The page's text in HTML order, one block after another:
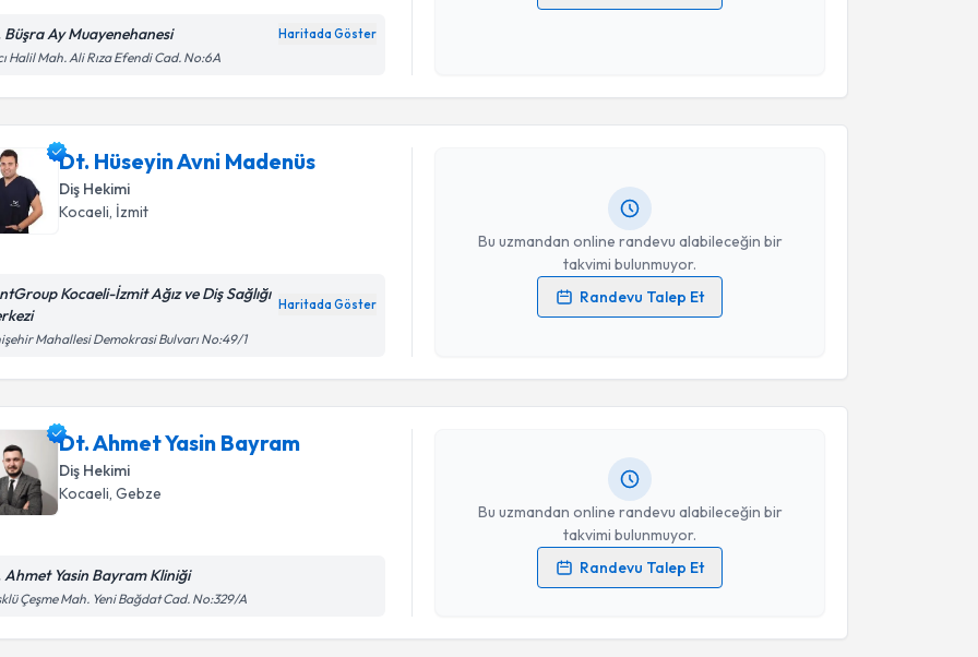
Büşra Ay Muayenehanesi Haritada Göster
Halil Mah. Ali Rıza Efendi Cad. No:6A
Kişisel verilerimin işlenmesine ilişkinAydınlatma Metni
Takvim Talebini Gönder
Dt. Hüseyin Avni Madenüs
Diş Hekimi
Kocaeli, İzmit
Kocaeli-İzmit Ağız ve Diş Sağlığı
Haritada Göster
Mahallesi Demokrasi Bulvarı No:49/1
Bu uzmandan online randevu alabileceğin bir
takvimi bulunmuyor.
Randevu Talep Et
Dt. Hüseyin Avni Madenüsiçin randevu takvimi talebi
oluşturun. Size bu uzmandan randevu almanız için bir takvim
Kişisel verilerimin işlenmesine ilişkinAydınlatma Metni
Dt. Ahmet Yasin Bayram
Diş Hekimi
Kocaeli, Gebze
Ahmet Yasin Bayram Kliniği
Çeşme Mah. Yeni Bağdat Cad. No:329/A
Bu uzmandan online randevu alabileceğin bir
takvimi bulunmuyor.
Randevu Talep Et
Randevu Takvimi Talebi
Kişisel verilerimin işlenmesine ilişkinAydınlatma Metni
işlenmesini kabul ediyorum.
Randevu Takvimi Talebi